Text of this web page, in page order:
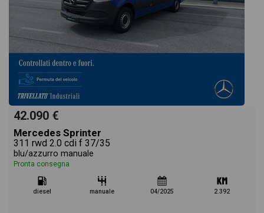
42.090 €
Mercedes Sprinter
311 rwd 2.0 cdi f 37/35
blu/azzurro manuale
Pronta consegna
diesel manuale 04/2025 2.392